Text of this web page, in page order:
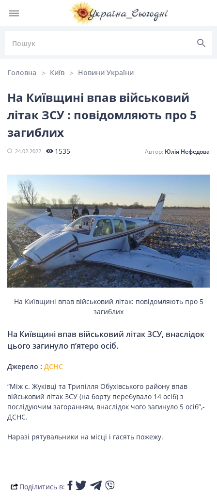
НОВИНИ УКРАЇНИ
новини
Одеса
НОВИНИ СВІТУ
ВІЙСЬКОВІ НОВИНИ
НОВИНИ КУЛЬТУРИ
КАЛЕНДАР УГКЦ/РКЦ
Літургійні
УГКЦ
ПОДОРОЖІ
Головна Київ Новини України
На Київщині впав військовий
літак ЗСУ : повідомляють про 5
загиблих
24.02.2022 1535 Юлія Нефедова
На Київщині впав військовий літак: повідомляють про 5
загиблих
На Київщині впав військовий літак ЗСУ, внаслідок
цього загинуло п’ятеро осіб.
Джерело : ДСНС
“Між с. Жуківці та Трипілля Обухівського району впав
військовий літак ЗСУ (на борту перебувало 14 осіб) з
послідуючим загоранням, внаслідок чого загинуло 5 осіб”,-
ДСНС.
Наразі рятувальники на місці і гасять пожежу.
Поділитись в: